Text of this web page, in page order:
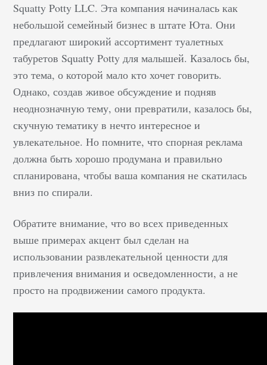
Squatty Potty LLC. Эта компания начиналась как
небольшой семейный бизнес в штате Юта. Они
предлагают широкий ассортимент туалетных
табуретов Squatty Potty для малышей. Казалось бы,
это тема, о которой мало кто хочет говорить.
Однако, создав живое обсуждение и подняв
неоднозначную тему, они превратили, казалось бы,
скучную тематику в нечто интересное и
увлекательное. Но помните, что спорная реклама
должна быть хорошо продумана и правильно
спланирована, чтобы ваша компания не скатилась
вниз по спирали.
Обратите внимание, что во всех приведенных
выше примерах акцент был сделан на
использовании развлекательной ценности для
привлечения внимания и осведомленности, а не
просто на продвижении самого продукта.